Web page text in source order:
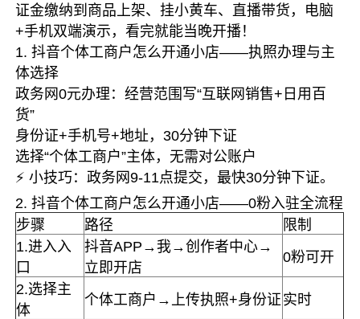
证金缴纳到商品上架、挂小黄车、直播带货，电脑
+手机双端演示，看完就能当晚开播！
1. 抖音个体工商户怎么开通小店——执照办理与主
体选择
政务网0元办理：经营范围写“互联网销售+日用百
货”
身份证+手机号+地址，30分钟下证
选择“个体工商户”主体，无需对公账户
⚡ 小技巧：政务网9-11点提交，最快30分钟下证。
2. 抖音个体工商户怎么开通小店——0粉入驻全流程
步骤
路径
限制
1.进入入
口
抖音APP→我→创作者中心→
立即开店
0粉可开
2.选择主
体
个体工商户→上传执照+身份证 实时